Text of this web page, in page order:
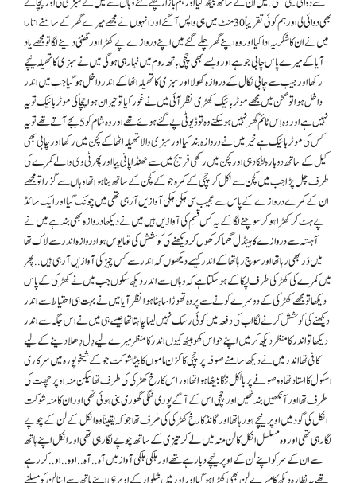
بھی دوائی لی اور ہم کوئی تقریباً 30 منٹ میں ہی واپس آ گئے اور انہوں نے مجھے میرے گھر کے سامنے اتارا
میں نے ان کا شکریہ ا دا کیا اور وہ اپنے گھر چلے گئے میں اپنے دروازے پے کھڑا اور گھنٹی دینے لگا تو مجھے یاد
آیا کے میرے پاس چابی جو ہے اور ویسے بھی چچی باتھ روم میں نہا رہی ہو گی میں نے سبزی کا تھیلہ نیچے
رکھا اور جیب سے چابی نکال کے دروازہ کھولا اور سبزی کا تھیلہ اٹھا کے اندر داخل ہو گیا جب میں اندر
داخل ہوا تو صحن میں مجھے موٹربائیک کھڑی نظر آئی میں نے غور کیا تو حیران ہوا چچا کی موٹر بائیک تو یہ
نہیں ہے اور وہ اِس ٹائم گھر نہیں ہو سکتے وہ تو ڈیوٹی پے گئے ہوئے تھے اور وہ شام کو 5 بجے آتے تھے تو یہ
کس کی موٹر بائیک ہے خیر میں نے دروازہ بند کیا اور سبزی والا تھیلہ اٹھا کے کچن میں رکھا اور چابی بھی
کیل کے ساتھ دوبارہ لٹکا دہی اور کچن میں رکھی فریج میں سے ٹھنڈا پانی پیا اور پِھر ٹی وی والے کمرے کی
طرف چل پڑا جب میں کچن سے نکل کر چچی کےکمرہ جو کے کچن کے ساتھ بنا ہوا تھا وہاں سے گزرا تو مجھے
ان کے کمرے دروازے کے پاس سے عجیب سی ہلکی ہلکی آوازیں آ رہی تھی میں چونک گیا اور ایک سائڈ
پے ہٹ کر کھڑا ہو کر سوچنے لگا کے یہ کس قسِم کی آوازیں ہیں میں نے دیکھا دروازہ بھی بند ہے میں نے
آہستہ سے دروازے کا ہینڈل گھما کر کھول کر دیکھنے کی کوشش کی تو مایوس ہوا دروازہ اندر سے لاک تھا
میں دَر بھی رہا تھا اور سوچ رہا تھا کے اندر کیسے دیکھوں کہ اندر سے کس چیز کی آوازیں آ رہی ہیں . . پِھر
میں کمرے کی کھڑکی طرف لپکا کے ہو سکتا ہے کہ وہاں سے اندر دیکھ سکوں جب میں نے کھڑکی کے پاس
دیکھا تو مجھے کھڑکی کے دوسرے کونے سے پردہ تھوڑا سا ہٹا ہوا نظر آیا میں نے بہت ہی احتیاط سے اندر
دیکھنے کی کوشش کرنے لگا اب کی دفعہ میں کوئی رسک نہیں لینا چاہتا تھا جیسے ہی میں نے اس جگہ سے اندر
دیکھا تو اندر کا منظر دیکھ کر میں اپنے حواس کھو بیٹھ کیوں اندر کا منظر میرے لیے دِل دِھلا دینے کے لیے
کافی تھا اندر میں نے دیکھا سامنے صوفہ پر چچی کا کزن ماموں کا بیٹا شوکت جو کے شیخوپورہ میں سرکاری
اسکول کا استاد تھا وہ صوفے پر بالکل ننگا بیٹھا ہوا تھا اور اس کا رخ کھڑکی کی طرف تھا لیکن منہ اوپر چھت کی
طرف تھا اور آنکھیں بند تھیں اور چچی اس کے آگے پوری ننگی گھوری بنی ہوئی تھی اور ان کا منہ شوکت
انکل کی گود میں اوپر نیچے ہو رہا تھا اور گانڈ کا رخ کھڑکی کی طرف تھا جو کہ یقیناً وہ انکل کے لن کے چو پے
لگا رہی تھی اور وہ مسلسل انکل کا لن منہ میں لے کر تیزی کے ساتھ چو پے لگا رہی تھی اور انکل اپنے ہاتھ
سے ان کے سر کو اپنے لن کے اوپر نیچے دبا رہے تھے اور ہلکی ہلکی آواز میں آہ ..آہ..اوہ ..او.. کر رہے